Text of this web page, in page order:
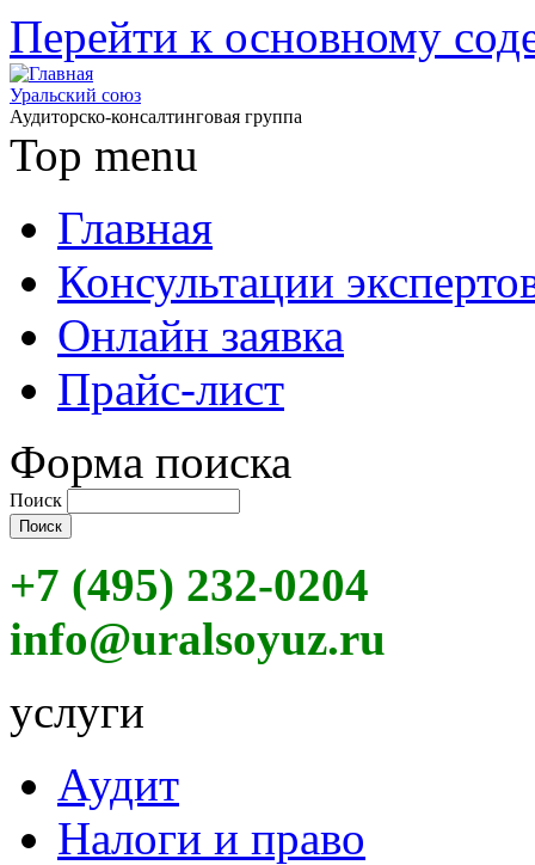
Перейти к основному
Уральский союз
Аудиторско-консалтинговая группа
Top menu
Главная
Консультации
Онлайн заявка
Прайс-лист
Форма поиска
Поиск
+7 (495) 232-0204
info@uralsoyuz.ru
услуги
Аудит
Налоги и право